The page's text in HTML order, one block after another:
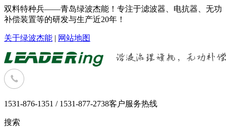
双料特种兵——青岛绿波杰能！专注于滤波器、电抗器、无功
补偿装置等的研发与生产近20年！
关于绿波杰能 | 网站地图
1531-876-1351 / 1531-877-2738客户服务热线
搜索